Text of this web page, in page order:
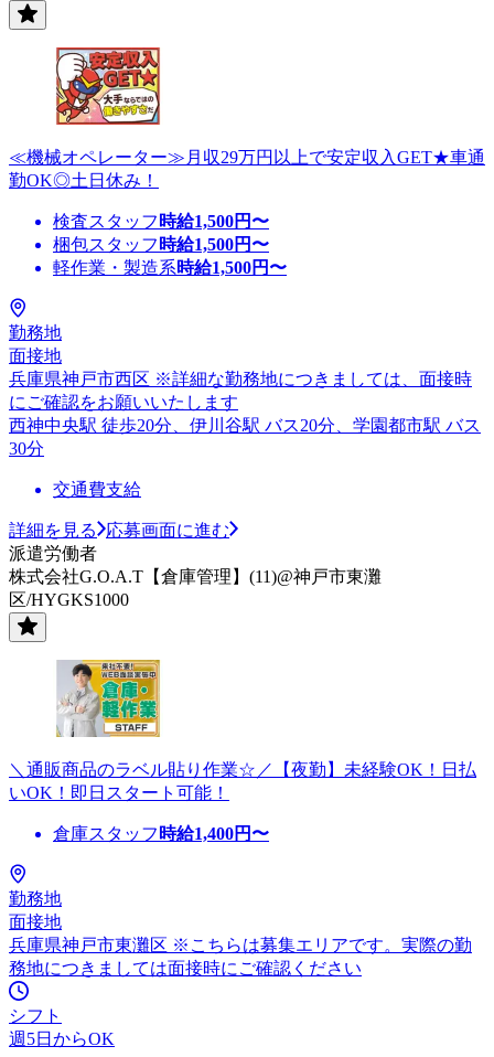
≪機械オペレーター≫月収29万円以上で安定収入GET★車通
勤OK◎土日休み！
検査スタッフ 時給1,500円〜
梱包スタッフ 時給1,500円〜
軽作業・製造系時給1,500円〜
勤務地
面接地
兵庫県神戸市西区 ※詳細な勤務地につきましては、面接時
にご確認をお願いいたします
西神中央駅 徒歩20分、伊川谷駅 バス20分、学園都市駅 バス
30分
交通費支給
詳細を見る
応募画面に進む
派遣労働者
株式会社G.O.A.T【倉庫管理】(11)@神戸市東灘
区/HYGKS1000
＼通販商品のラベル貼り作業☆／【夜勤】未経験OK！日払
いOK！即日スタート可能！
倉庫スタッフ 時給1,400円〜
勤務地
面接地
兵庫県神戸市東灘区 ※こちらは募集エリアです。実際の勤
務地につきましては面接時にご確認ください
シフト
週5日からOK